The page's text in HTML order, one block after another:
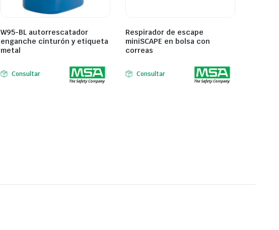
W95-BL autorrescatador
enganche cinturón y etiqueta
metal
Consultar
Respirador de escape
miniSCAPE en bolsa con
correas
Consultar